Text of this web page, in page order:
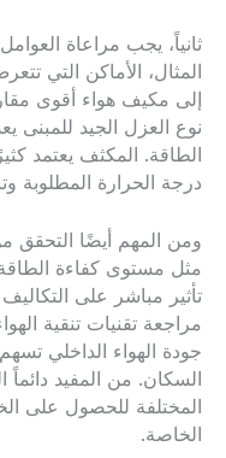
ثانياً، يجب مراعاة
المثال، الأماكن التي
إلى مكيف هواء أقوى
نوع العزل الجيد للمبنى
الطاقة. المكثف يعتمد
درجة الحرارة المطلوبة
ومن المهم أيضًا التحقق
مثل مستوى كفاءة
تأثير مباشر على
مراجعة تقنيات تنقية
جودة الهواء الداخلي
السكان. من المفيد دائماً
المختلفة للحصول على
الخاصة.